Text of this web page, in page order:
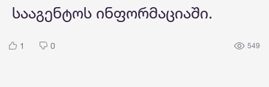
სააგენტოს ინფორმაციაში.
1 0 549